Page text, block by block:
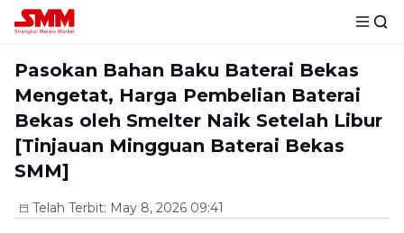
Pasokan Bahan Baku Baterai Bekas
Mengetat, Harga Pembelian Baterai
Bekas oleh Smelter Naik Setelah Libur
[Tinjauan Mingguan Baterai Bekas
SMM]
Telah Terbit: May 8, 2026 09:41